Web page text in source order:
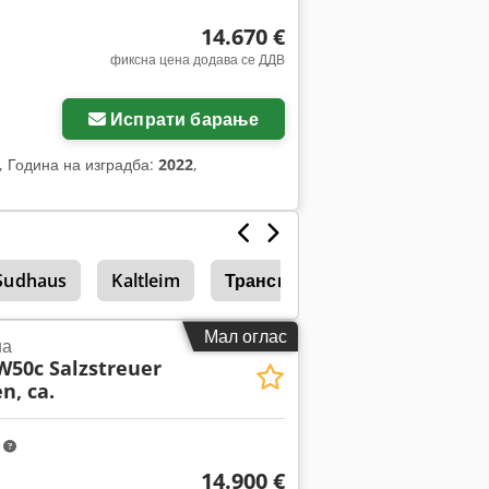
Побарајте повеќе
14.670 €
фиксна цена додава се ДДВ
Испрати барање
, Година на изградба: 2022,
Kaltleim Транспортери со
Мал оглас
Salzstreuer
ca.
14.900 €